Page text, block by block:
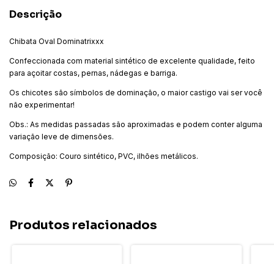
Descrição
Chibata Oval Dominatrixxx
Confeccionada com material sintético de excelente qualidade, feito
para açoitar costas, pernas, nádegas e barriga.
Os chicotes são símbolos de dominação, o maior castigo vai ser você
não experimentar!
Obs.: As medidas passadas são aproximadas e podem conter alguma
variação leve de dimensões.
Composição: Couro sintético, PVC, ilhões metálicos.
Produtos relacionados